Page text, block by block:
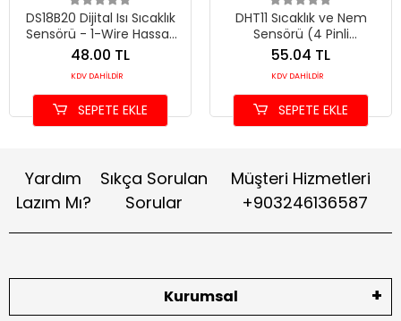
DS18B20 Dijital Isı Sıcaklık
Sensörü - 1-Wire Hassas
Termometre Entegresi
48.00 TL
KDV DAHİLDİR
SEPETE EKLE
DHT11 Sıcaklık ve Nem
Sensörü (4 Pinli
Komponent) - Dijital Isı ve
55.04 TL
KDV DAHİLDİR
SEPETE EKLE
Yardım
Lazım Mı?
Sıkça Sorulan
Sorular
Müşteri Hizmetleri
+903246136587
Kurumsal